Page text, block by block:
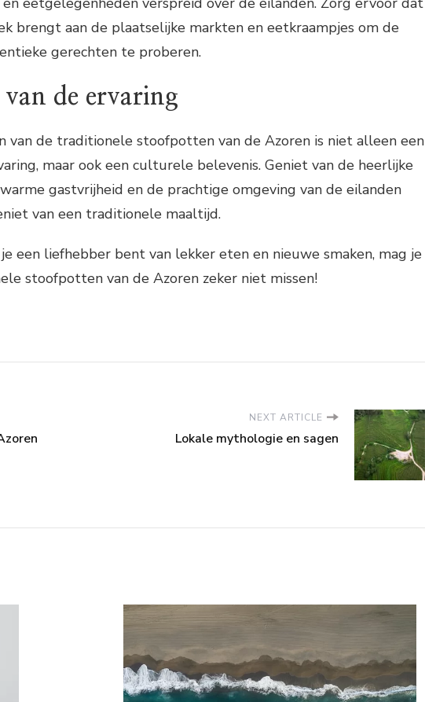
brengt aan de plaatselijke markten en eetkraampjes om de
gerechten te proberen.
van de ervaring
van de traditionele stoofpotten van de Azoren is niet alleen een
maar ook een culturele belevenis. Geniet van de heerlijke
gastvrijheid en de prachtige omgeving van de eilanden
van een traditionele maaltijd.
een liefhebber bent van lekker eten en nieuwe smaken, mag je
stoofpotten van de Azoren zeker niet missen!
NEXT ARTICLE
Lokale mythologie en sagen